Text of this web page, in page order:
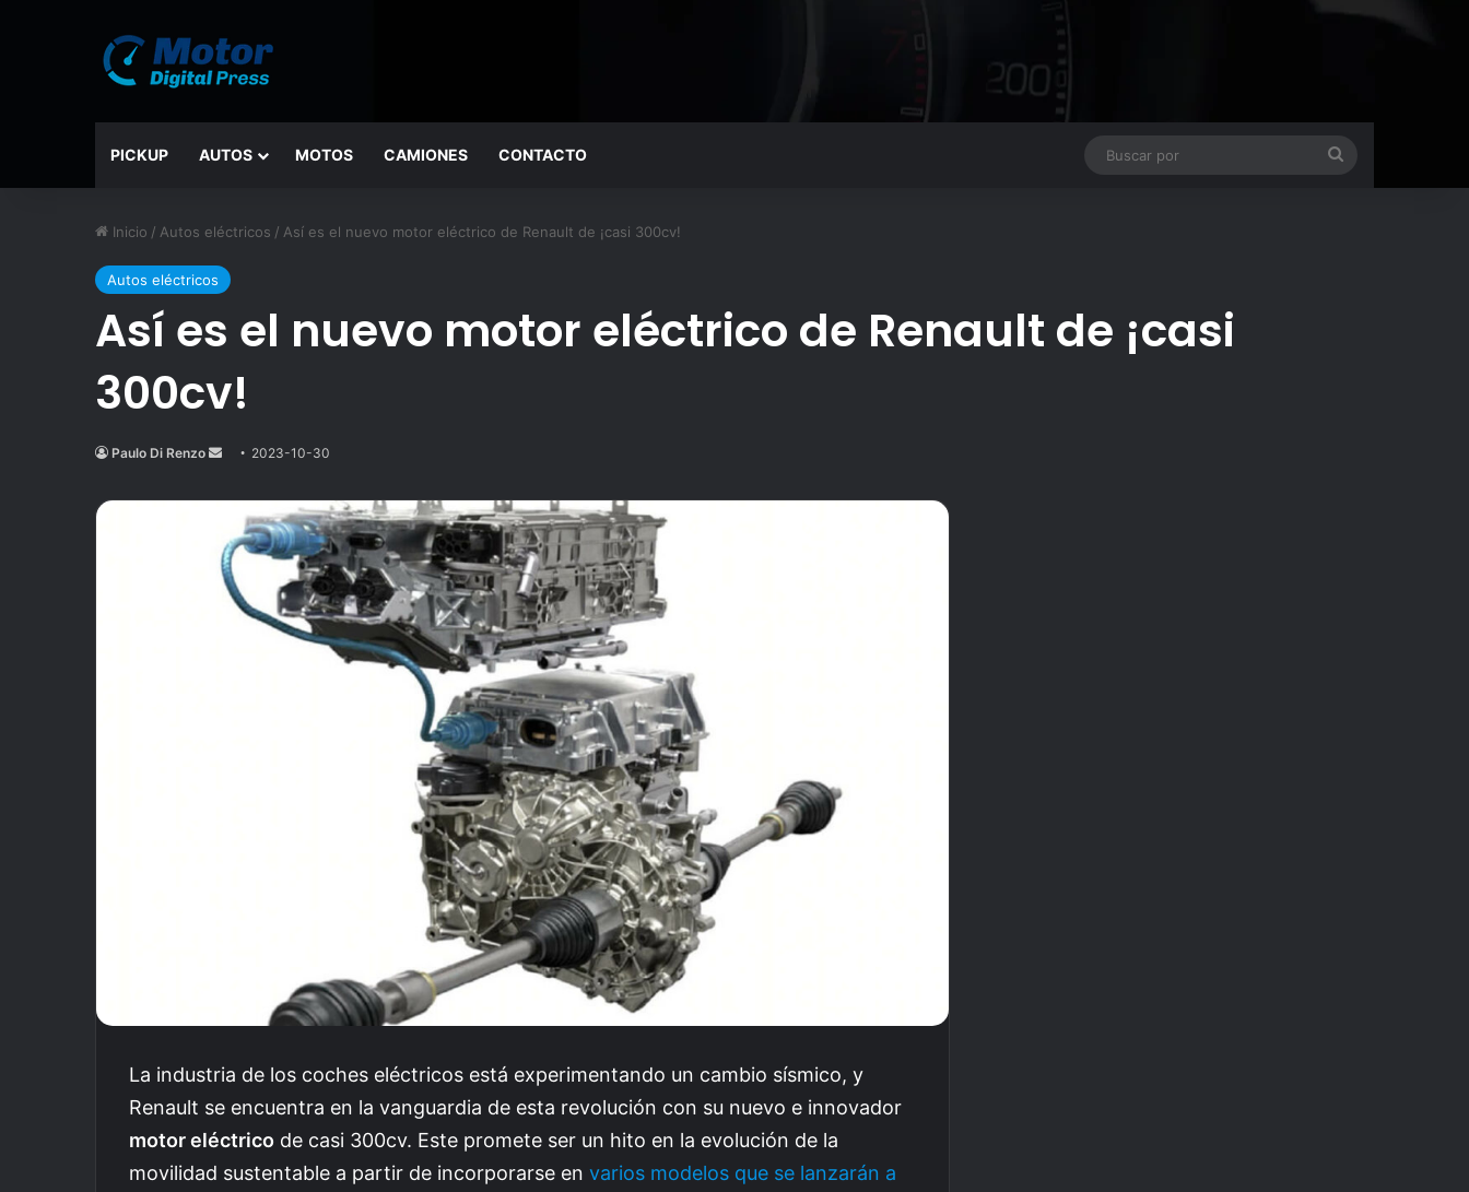
PICKUP AUTOS MOTOS CAMIONES CONTACTO
Inicio / Autos eléctricos / Así es el nuevo motor eléctrico de Renault de ¡casi 300cv!
Autos eléctricos
Así es el nuevo motor eléctrico de Renault de ¡casi
300cv!
Paulo Di Renzo
Send
email
2023-10-30
La industria de los coches eléctricos está experimentando un cambio sísmico, y
Renault se encuentra en la vanguardia de esta revolución con su nuevo e innovador
motor eléctrico de casi 300cv. Este promete ser un hito en la evolución de la
movilidad sustentable a partir de incorporarse en varios modelos que se lanzarán a